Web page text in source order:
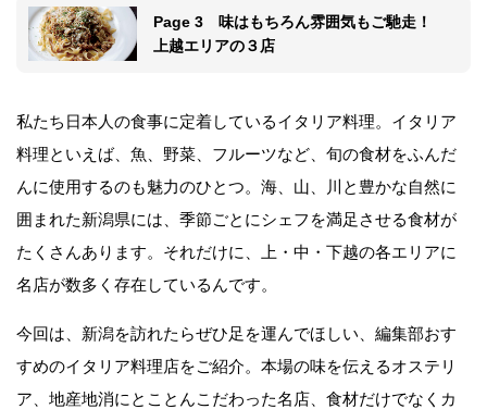
Page 3 味はもちろん雰囲気もご馳走！
上越エリアの３店
私たち日本人の食事に定着しているイタリア料理。イタリア
料理といえば、魚、野菜、フルーツなど、旬の食材をふんだ
んに使用するのも魅力のひとつ。海、山、川と豊かな自然に
囲まれた新潟県には、季節ごとにシェフを満足させる食材が
たくさんあります。それだけに、上・中・下越の各エリアに
名店が数多く存在しているんです。
今回は、新潟を訪れたらぜひ足を運んでほしい、編集部おす
すめのイタリア料理店をご紹介。本場の味を伝えるオステリ
ア、地産地消にとことんこだわった名店、食材だけでなくカ